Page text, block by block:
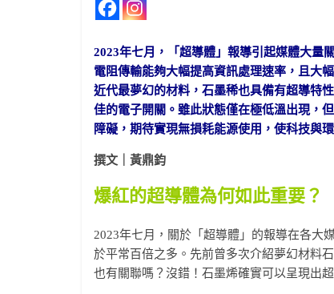
2023年七月，「超導體」報導引起媒體大量
電阻傳輸能夠大幅提高資訊處理速率，且大
近代最夢幻的材料，石墨稀也具備有超導特
佳的電子開關。雖此狀態僅在極低溫出現，
障礙，期待實現無損耗能源使用，使科技與
撰文｜黃鼎鈞
爆紅的超導體為何如此重要？
2023年七月，關於「超導體」的報導在各大
於平常百倍之多。先前曾多次介紹夢幻材料
也有關聯嗎？沒錯！石墨烯確實可以呈現出